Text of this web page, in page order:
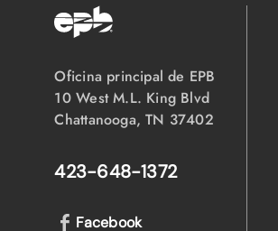
Oficina principal de EPB
10 West M.L. King Blvd
Chattanooga, TN 37402
423-648-1372
Facebook